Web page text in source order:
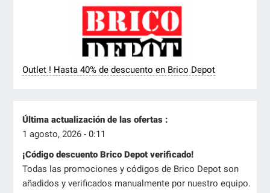
Outlet ! Hasta 40% de descuento en Brico Depot
Última actualización de las ofertas :
1 agosto, 2026 - 0:11
¡Código descuento Brico Depot verificado!
Todas las promociones y códigos de Brico Depot son
añadidos y verificados manualmente por nuestro equipo.